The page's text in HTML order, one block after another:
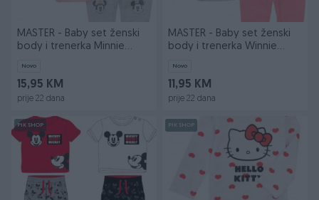
MASTER - Baby set ženski
body i trenerka Minnie
Novo
15,95 KM
prije 22 dana
MASTER - Baby set ženski
body i trenerka Winnie
Novo
11,95 KM
prije 22 dana
PIK SHOP PIK SHOP